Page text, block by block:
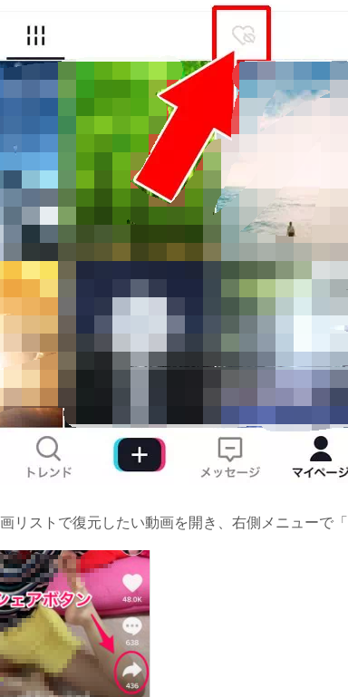
リストで復元したい動画を開き、右側メニューで「